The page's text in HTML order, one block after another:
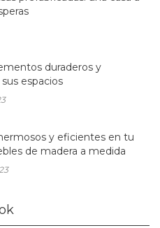
duraderos y
espacios
y eficientes en tu
de madera a medida